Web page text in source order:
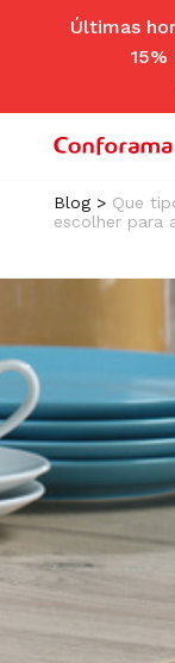
Últimas
Blog> Que
escolher para